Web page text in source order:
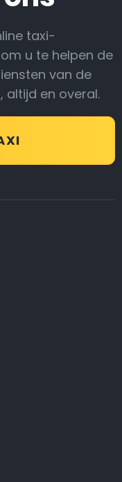
taxi-
u te helpen de
van de
altijd en overal.